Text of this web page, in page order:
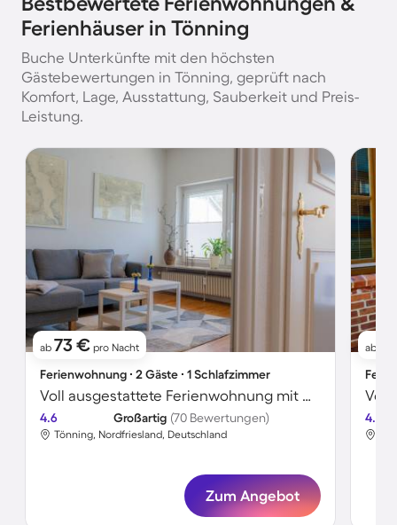
Ferienhäuser in Tönning
Buche Unterkünfte mit den höchsten
Gästebewertungen in Tönning, geprüft nach
Komfort, Lage, Ausstattung, Sauberkeit und Preis-
Leistung.
ab 73 € pro Nacht
Ferienwohnung ∙ 2 Gäste ∙ 1 Schlafzimmer
Voll ausgestattete Ferienwohnung mit Garten
4.6 Großartig (70 Bewertungen)
Tönning, Nordfriesland, Deutschland
Zum Angebot
ab
4.7